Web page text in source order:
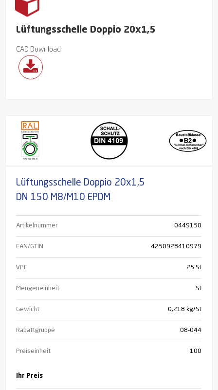
Lüftungsschelle Doppio 20x1,5
CAD Download
Lüftungsschelle Doppio 20x1,5
DN 150 M8/M10 EPDM
Artikelnummer 0449150
EAN/GTIN 4250928410979
VPE 25 St
Mengeneinheit St
Gewicht 0,218 kg/St
Rabattgruppe 08-044
Preiseinheit 100
Ihr Preis